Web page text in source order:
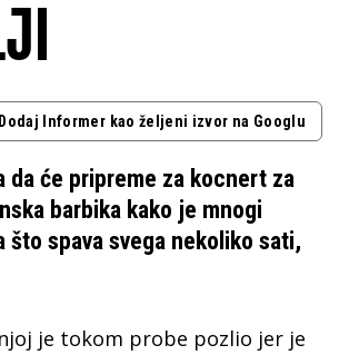
Dodaj Informer kao željeni izvor na Googlu
da će pripreme za kocnert za
barbika kako je mnogi
spava svega nekoliko sati,
je tokom probe pozlio jer je